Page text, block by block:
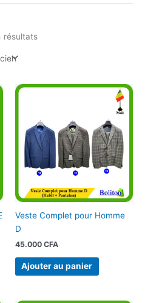
résultats
Veste Complet pour Homme
D
45.000 CFA
Ajouter au panier